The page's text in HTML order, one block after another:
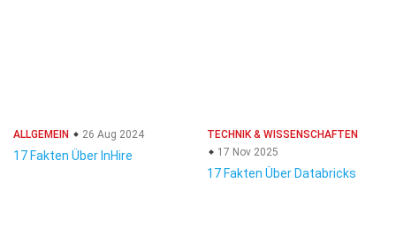
ALLGEMEIN 26 Aug 2024
17 Fakten Über InHire
TECHNIK & WISSENSCHAFTEN
17 Nov 2025
17 Fakten Über Databricks